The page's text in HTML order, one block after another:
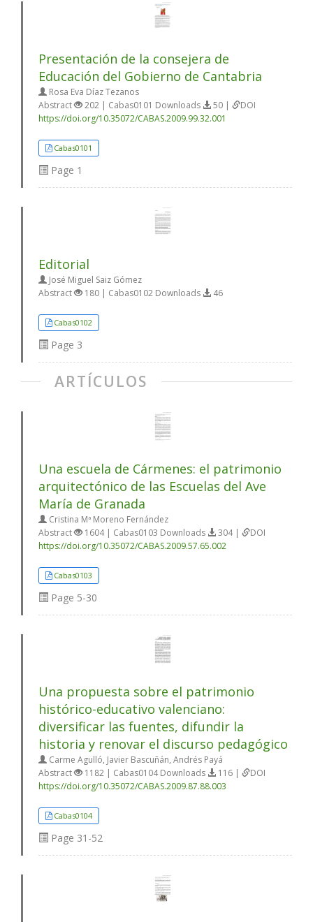
Presentación de la consejera de
Educación del Gobierno de Cantabria
Rosa Eva Díaz Tezanos
Abstract
202 | Cabas0101 Downloads 50 |
DOI
https://doi.org/10.35072/CABAS.2009.99.32.001
Cabas0101
Page 1
Editorial
José Miguel Saiz Gómez
Abstract
180 | Cabas0102 Downloads 46
Cabas0102
Page 3
ARTÍCULOS
Una escuela de Cármenes: el patrimonio
arquitectónico de las Escuelas del Ave
María de Granada
Cristina Mª Moreno Fernández
Abstract
1604 | Cabas0103 Downloads 304 |
DOI
https://doi.org/10.35072/CABAS.2009.57.65.002
Cabas0103
Page 5-30
Una propuesta sobre el patrimonio
histórico-educativo valenciano:
diversificar las fuentes, difundir la
historia y renovar el discurso pedagógico
Carme Agulló, Javier Bascuñán, Andrés Payá
Abstract
1182 | Cabas0104 Downloads 116 |
DOI
https://doi.org/10.35072/CABAS.2009.87.88.003
Cabas0104
Page 31-52